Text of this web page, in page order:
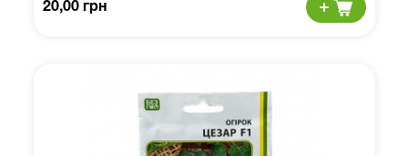
20,00 грн